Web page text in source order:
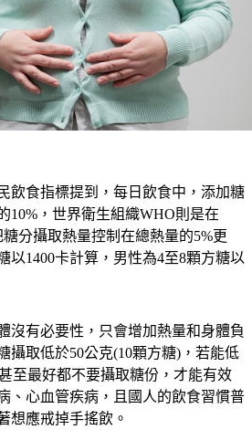
飲食指標提到，每日飲食中，添加糖
10%，世界衛生組織WHO則是在
分攝取熱量控制在總熱量的5%更
以1400卡計算，男性為4至8顆方糖以
沒有必要性，只會增加熱量和身體負
攝取低於50公克(10顆方糖)，若能低
至最好都不要攝取糖份，才能有效
、心血管疾病，且國人的飲食習慣普
想應戒掉手搖飲。